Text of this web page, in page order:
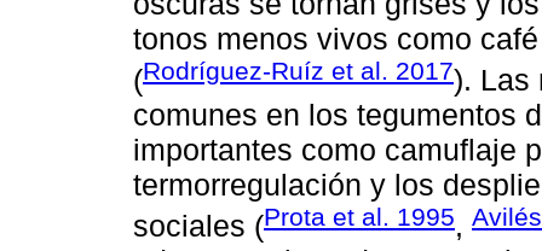
tonos menos vivos como
(Rodríguez-Ruíz et al. 2017). Las
comunes en los tegumentos
importantes como camuflaje
termorregulación y los
sociales (Prota et al. 1995,